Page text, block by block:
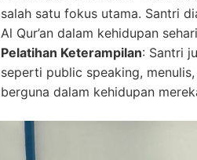
salah satu fokus utama. Santri
Al Qur’an dalam kehidupan
Pelatihan Keterampilan: Santri
seperti public speaking,
berguna dalam kehidupan